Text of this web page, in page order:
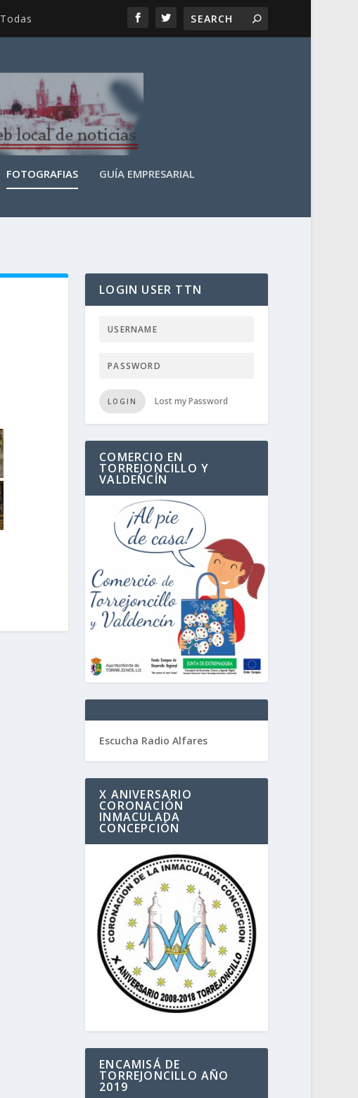
Todas
FOTOGRAFIAS GUÍA EMPRESARIAL
LOGIN USER TTN
LOGIN Lost my Password
COMERCIO EN
TORREJONCILLO Y
VALDENCÍN
Escucha Radio Alfares
X ANIVERSARIO
CORONACIÓN
INMACULADA
CONCEPCIÓN
ENCAMISÁ DE
TORREJONCILLO AÑO
2019